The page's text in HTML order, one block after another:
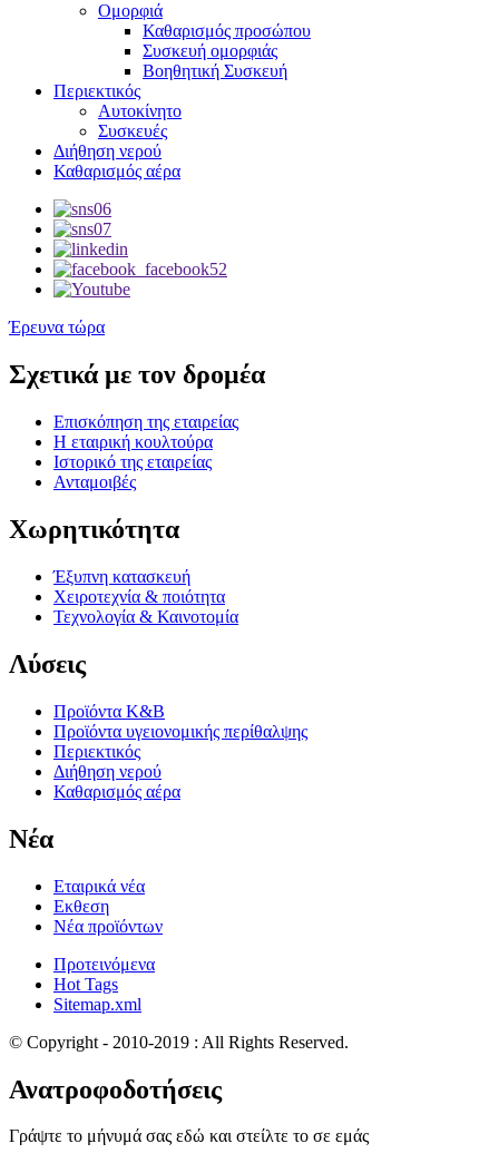
Ομορφιά
Καθαρισμός προσώπου
Συσκευή ομορφιάς
Βοηθητική Συσκευή
Περιεκτικός
Αυτοκίνητο
Συσκευές
Διήθηση νερού
Καθαρισμός αέρα
Έρευνα τώρα
Σχετικά με τον δρομέα
Επισκόπηση της εταιρείας
Η εταιρική κουλτούρα
Ιστορικό της εταιρείας
Ανταμοιβές
Χωρητικότητα
Έξυπνη κατασκευή
Χειροτεχνία & ποιότητα
Τεχνολογία & Καινοτομία
Λύσεις
Προϊόντα K&B
Προϊόντα υγειονομικής περίθαλψης
Περιεκτικός
Διήθηση νερού
Καθαρισμός αέρα
Νέα
Εταιρικά νέα
Εκθεση
Νέα προϊόντων
Προτεινόμενα
Hot Tags
Sitemap.xml
© Copyright - 2010-2019 : All Rights Reserved.
Ανατροφοδοτήσεις
Γράψτε το μήνυμά σας εδώ και στείλτε το σε εμάς